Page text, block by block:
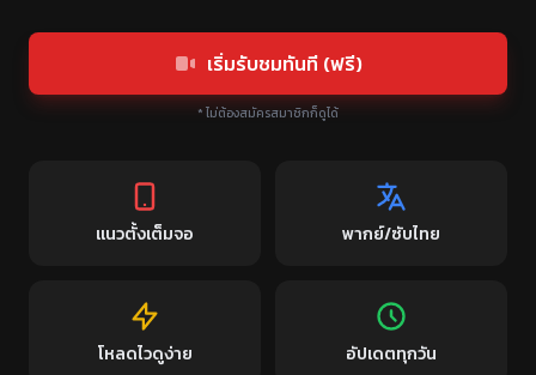
เริ่มรับชมทันที (ฟรี)
* ไม่ต้องสมัครสมาชิกก็ดูได้
แนวตั้งเต็มจอ พากย์/ซับไทย
โหลดไวดูง่าย อัปเดตทุกวัน